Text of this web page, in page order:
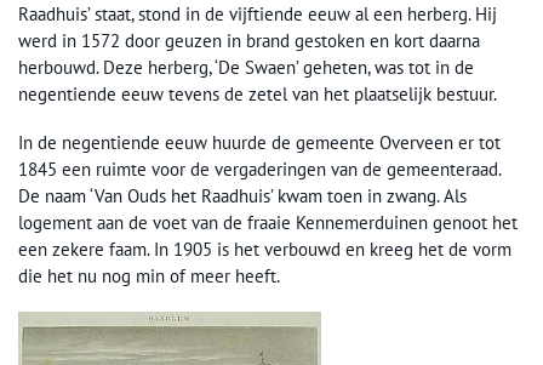
Raadhuis’ staat, stond in de vijftiende eeuw al een herberg. Hij
werd in 1572 door geuzen in brand gestoken en kort daarna
herbouwd. Deze herberg, ‘De Swaen’ geheten, was tot in de
negentiende eeuw tevens de zetel van het plaatselijk bestuur.
In de negentiende eeuw huurde de gemeente Overveen er tot
1845 een ruimte voor de vergaderingen van de gemeenteraad.
De naam ‘Van Ouds het Raadhuis’ kwam toen in zwang. Als
logement aan de voet van de fraaie Kennemerduinen genoot het
een zekere faam. In 1905 is het verbouwd en kreeg het de vorm
die het nu nog min of meer heeft.